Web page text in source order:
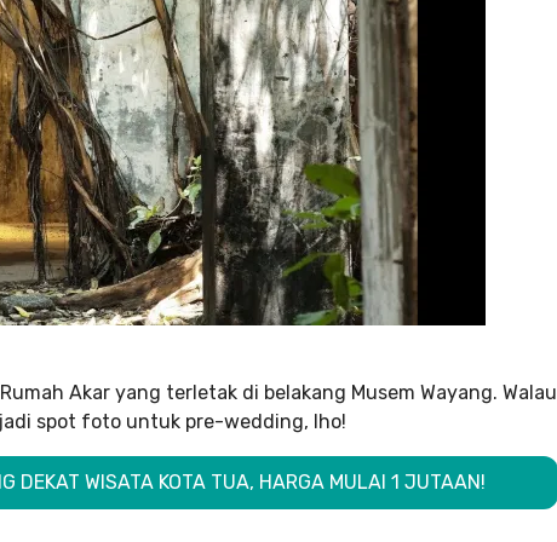
Akar yang terletak di belakang Musem Wayang. Walau
spot foto untuk pre-wedding, lho!
DEKAT WISATA KOTA TUA, HARGA MULAI 1 JUTAAN!